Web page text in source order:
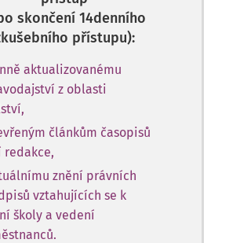
skončení 14denního
přístupu):
aktualizovanému
z oblasti
článkům časopisů
redakce,
znění právních
vztahujících se k
školy a vedení